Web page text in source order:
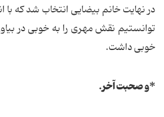
در نهایت خانم بیضایی انتخاب شد که
توانستیم نقش مهری را به خوبی در
خوبی داشت.
*و صحبت آخر.